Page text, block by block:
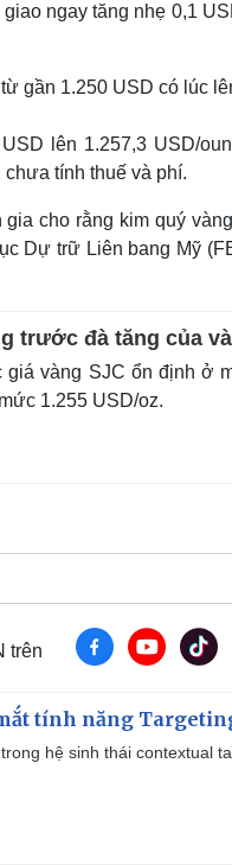
ngay tăng nhẹ 0,1
gần 1.250 USD có lúc
lên 1.257,3 USD/
tính thuế và phí.
cho rằng kim quý
Dự trữ Liên bang Mỹ
trước đà tăng của
vàng SJC ổn định ở
1.255 USD/oz.
trên
tính năng
hệ sinh thái contextual